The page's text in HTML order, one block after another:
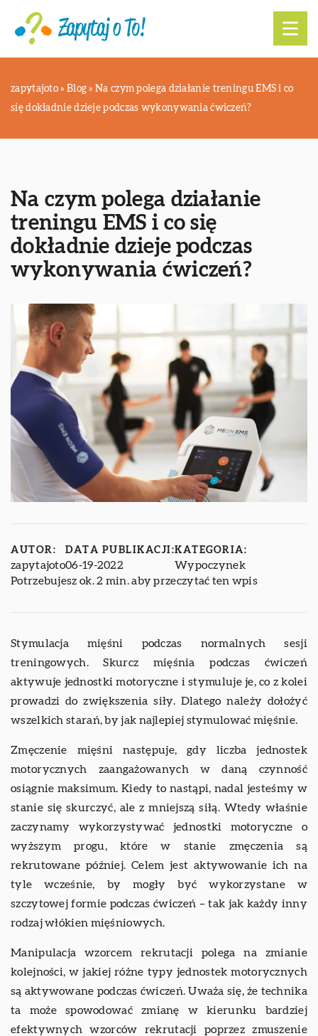
zapytajoto » Blog »Na czym polega działanie treningu EMS i co
się dokładnie dzieje podczas wykonywania ćwiczeń?
Na czym polega działanie
treningu EMS i co się
dokładnie dzieje podczas
wykonywania ćwiczeń?
AUTOR:
zapytajoto
DATA PUBLIKACJI:
06-19-2022
KATEGORIA:
Wypoczynek
Potrzebujesz ok. 2 min. aby przeczytać ten wpis
Stymulacja mięśni podczas normalnych sesji
treningowych. Skurcz mięśnia podczas ćwiczeń
aktywuje jednostki motoryczne i stymuluje je, co z kolei
prowadzi do zwiększenia siły. Dlatego należy dołożyć
wszelkich starań, by jak najlepiej stymulować mięśnie.
Zmęczenie mięśni następuje, gdy liczba jednostek
motorycznych zaangażowanych w daną czynność
osiągnie maksimum. Kiedy to nastąpi, nadal jesteśmy w
stanie się skurczyć, ale z mniejszą siłą. Wtedy właśnie
zaczynamy wykorzystywać jednostki motoryczne o
wyższym progu, które w stanie zmęczenia są
rekrutowane później. Celem jest aktywowanie ich na
tyle wcześnie, by mogły być wykorzystane w
szczytowej formie podczas ćwiczeń – tak jak każdy inny
rodzaj włókien mięśniowych.
Manipulacja wzorcem rekrutacji polega na zmianie
kolejności, w jakiej różne typy jednostek motorycznych
są aktywowane podczas ćwiczeń. Uważa się, że technika
ta może spowodować zmianę w kierunku bardziej
efektywnych wzorców rekrutacji poprzez zmuszenie